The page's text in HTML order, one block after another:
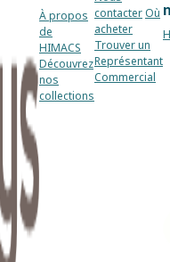
À propos
de
HIMACS
Découvrez
nos
collections
contacterOù
acheter
Trouver un
Représentant
Commercial